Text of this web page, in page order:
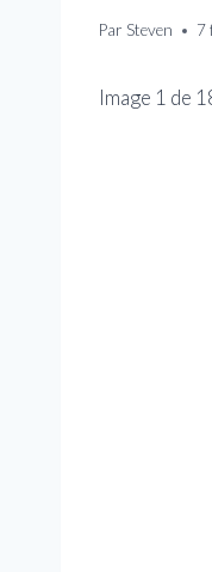
Par Steven 7
Image 1 de